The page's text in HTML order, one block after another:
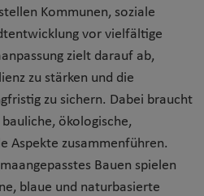
Kommunen, soziale
vor vielfältige
zielt darauf ab,
zu stärken und die
zu sichern. Dabei braucht
ökologische,
Aspekte zusammenführen.
Bauen spielen
blaue und naturbasierte